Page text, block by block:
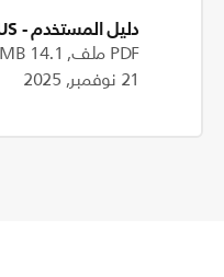
دليل المستخدم- English (US)
PDF ملف, 14.1 MB
21 نوفمبر, 2025